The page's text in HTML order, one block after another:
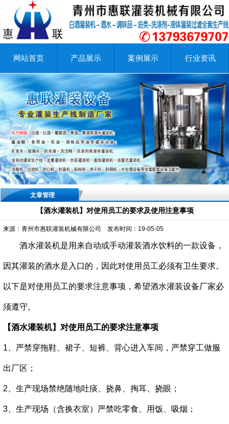
网站首页 产品展示 案例展示 行业资讯
文章管理
【酒水灌装机】对使用员工的要求及使用注意事项
来源：青州市惠联灌装机械有限公司 发布时间：19-05-05
酒水灌装机是用来自动或手动灌装酒水饮料的一款设备，
因其灌装的酒水是入口的，因此对使用员工必须有卫生要求。
以下是对使用员工的要求注意事项，希望酒水灌装设备厂家必
须遵守。
【酒水灌装机】对使用员工的要求注意事项
1、严禁穿拖鞋、裙子、短裤、背心进入车间，严禁穿工做服
出厂区；
2、生产现场禁绝随地吐痰、挠鼻、掏耳、挠眼；
3、生产现场（含换衣室）严禁吃零食、用饭、吸烟；